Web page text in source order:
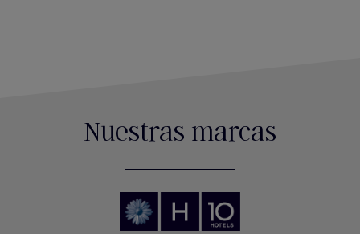
Nuestras marcas